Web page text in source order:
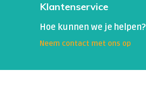
Klantenservice
Hoe kunnen we je helpen?
Neem contact met ons op